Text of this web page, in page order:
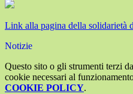
Link alla pagina della solidarietà
Notizie
Questo sito o gli strumenti terzi
cookie necessari al
COOKIE POLICY.